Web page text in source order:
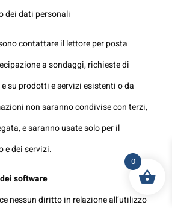
dei dati personali
contattare il lettore per posta
a sondaggi, richieste di
su prodotti e servizi esistenti o da
non saranno condivise con terzi,
e saranno usate solo per il
e dei servizi.
software
nessun diritto in relazione all’utilizzo
0